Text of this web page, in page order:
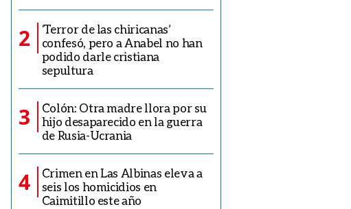
2
‘Terror de las chiricanas’
confesó, pero a Anabel no han
podido darle cristiana
sepultura
3
Colón: Otra madre llora por su
hijo desaparecido en la guerra
de Rusia-Ucrania
4
Crimen en Las Albinas eleva a
seis los homicidios en
Caimitillo este año